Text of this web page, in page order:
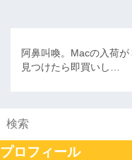
阿鼻叫喚。Macの入荷
見つけたら即買いし…
プロフィール